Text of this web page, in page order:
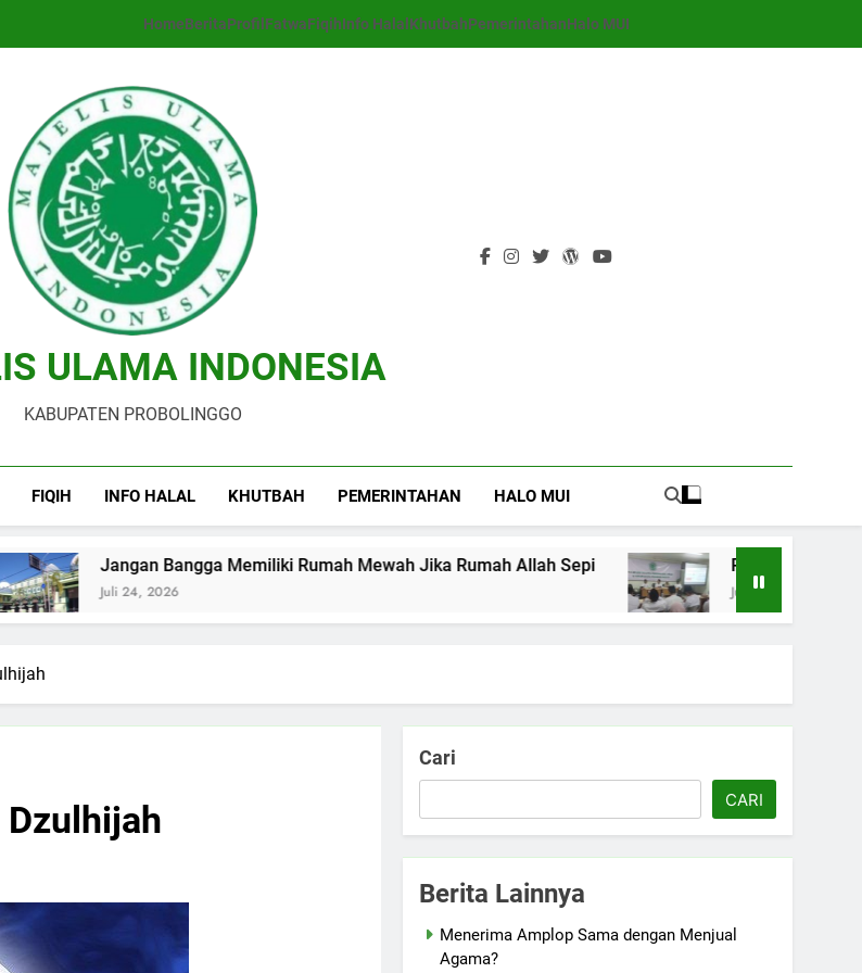
HomeBeritaProfil FatwaFiqihInfo Halal KhutbahPemerintahanHalo MUI
ULAMA INDONESIA
KABUPATEN PROBOLINGGO
FIQIH INFO HALAL KHUTBAH PEMERINTAHAN HALO MUI
Jangan Bangga Memiliki Rumah Mewah Jika Rumah Allah Sepi
24, 2026
Perkuat Pemahaman
Juli 15, 2026
Cari
CARI
Berita Lainnya
Menerima Amplop Sama dengan Menjual
Agama?